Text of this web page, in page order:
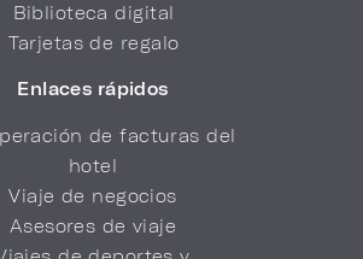
Biblioteca digital
Tarjetas de regalo
Enlaces rápidos
de facturas del
hotel
Viaje de negocios
Asesores de viaje